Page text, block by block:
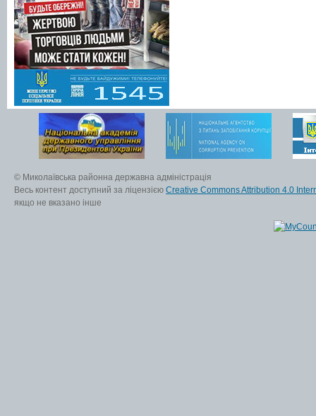
© Миколаївська районна державна адміністрація
Весь контент доступний за ліцензією Creative Commons Attribution 4.0
якщо не вказано інше